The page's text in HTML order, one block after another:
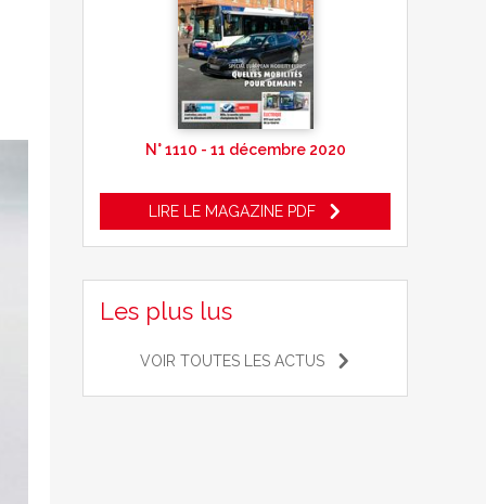
N° 1110 - 11 décembre 2020
LIRE LE MAGAZINE PDF
Les plus lus
VOIR TOUTES LES ACTUS